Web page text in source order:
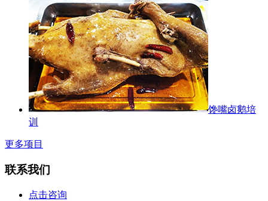
馋嘴卤鹅培
训
更多项目
联系我们
点击咨询